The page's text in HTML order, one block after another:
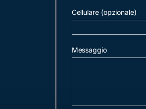
Cellulare (opzionale)
Messaggio